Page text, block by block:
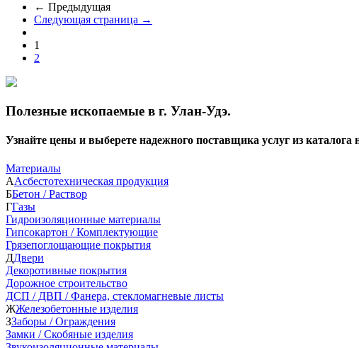
← Предыдущая
Следующая страница →
1
2
Полезные ископаемые в г. Улан-Удэ.
Узнайте цены и выберете надежного поставщика услуг из
Материалы
ААсбестотехническая продукция
ББетон / Раствор
ГГазы
Гидроизоляционные материалы
Гипсокартон / Комплектующие
Грязепоглощающие покрытия
ДДвери
Декоротивные покрытия
Дорожное строительство
ДСП / ДВП / Фанера, стекломагневые листы
ЖЖелезобетонные изделия
ЗЗаборы / Ограждения
Замки / Скобяные изделия